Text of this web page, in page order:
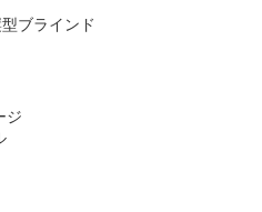
ブラインド
ジ